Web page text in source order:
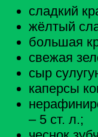
сладкий
жёлтый
большая
свежая
сыр
каперсы
– 5 ст. л.;